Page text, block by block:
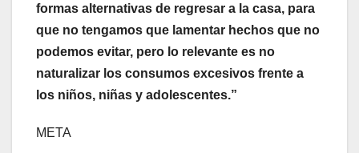
formas alternativas de regresar a la casa, para
que no tengamos que lamentar hechos que no
podemos evitar, pero lo relevante es no
naturalizar los consumos excesivos frente a
los niños, niñas y adolescentes.”
META